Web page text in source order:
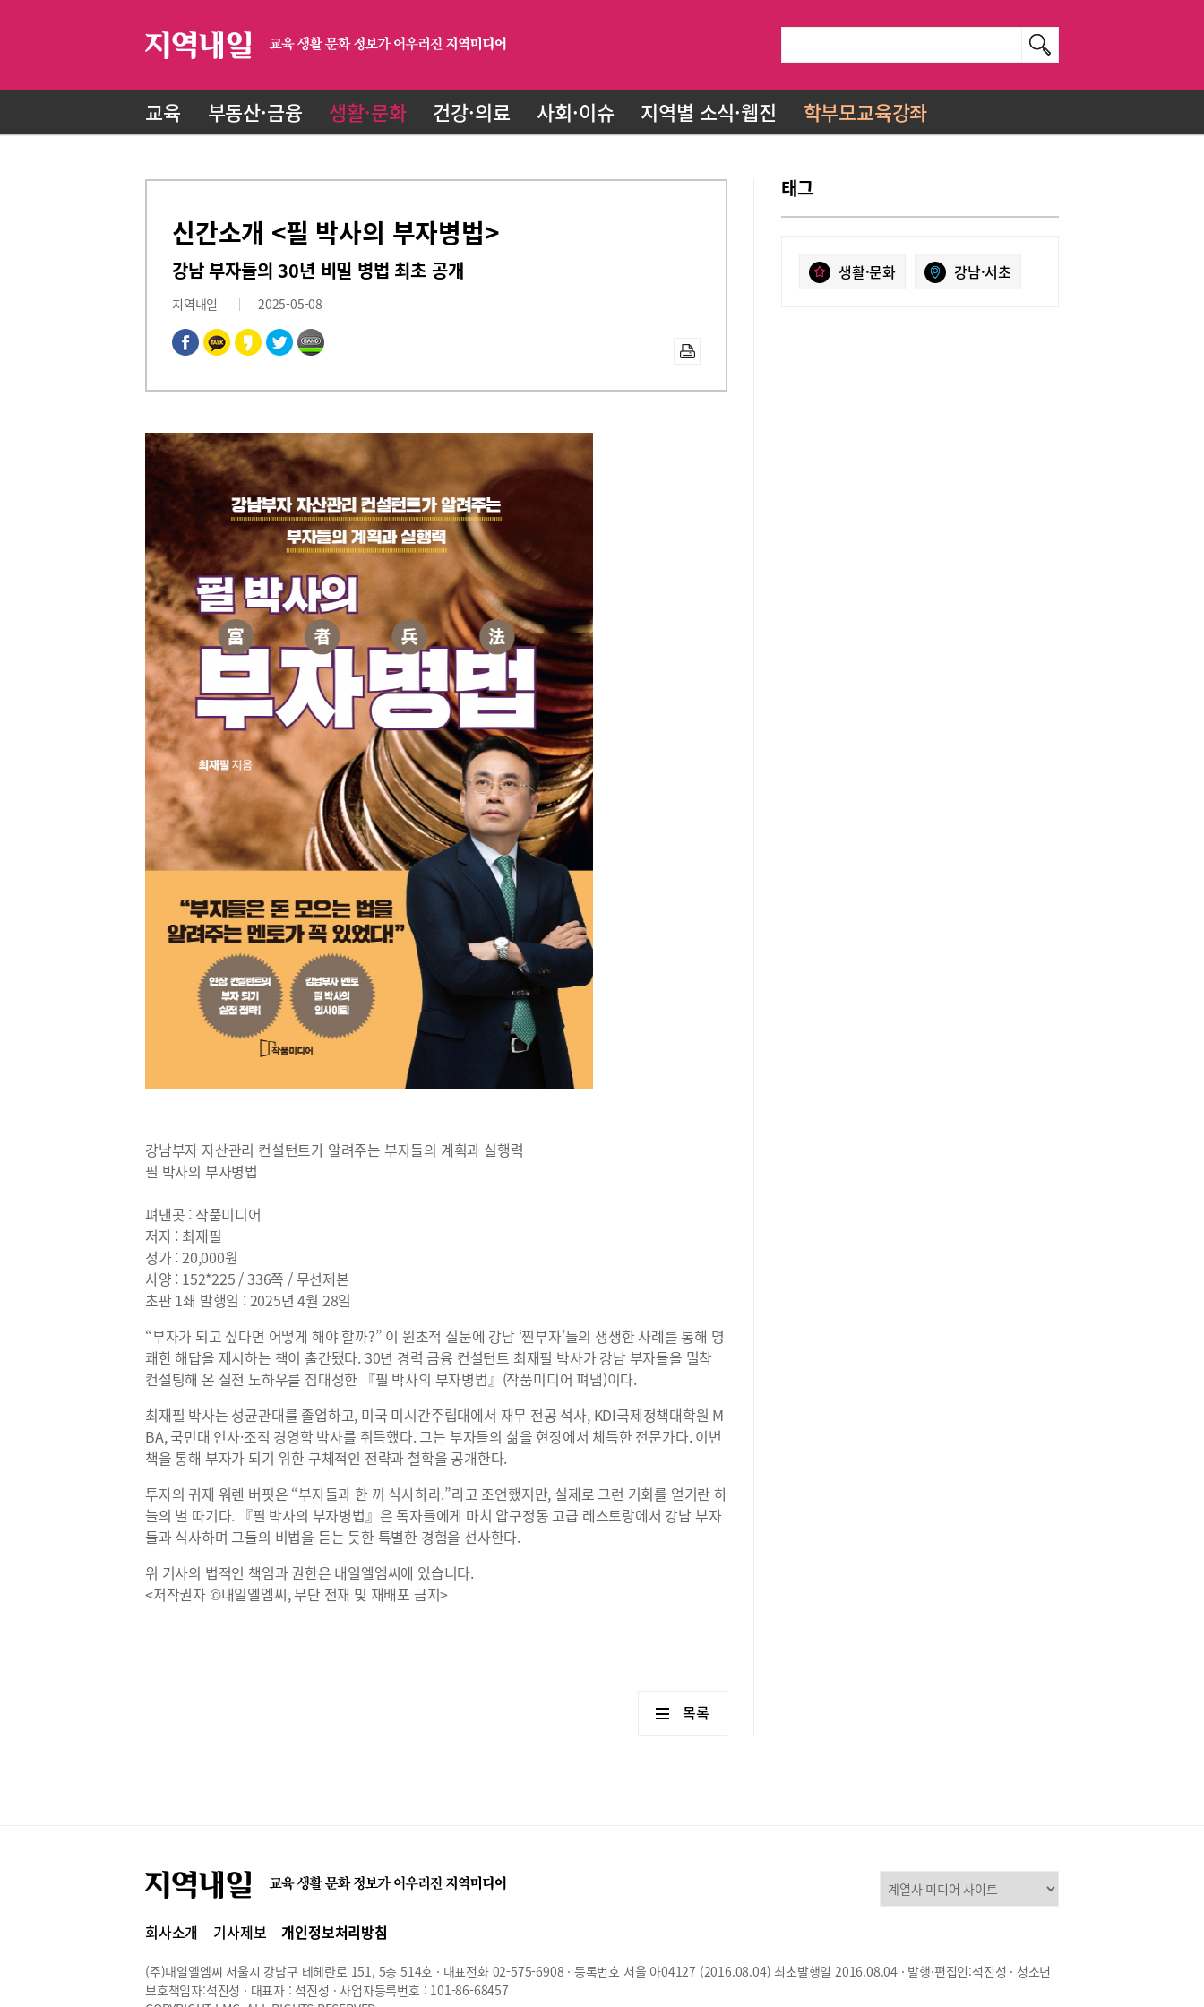
교육 부동산·금융 생활·문화 건강·의료 사회·이슈 지역별 소식·웹진 학부모교육강좌
신간소개 <필 박사의 부자병법>
강남 부자들의 30년 비밀 병법 최초 공개
지역내일 2025-05-08
강남부자 자산관리 컨설턴트가 알려주는 부자들의 계획과 실행력
필 박사의 부자병법
펴낸곳 : 작품미디어
저자 : 최재필
정가 : 20,000원
사양 : 152*225 / 336쪽 / 무선제본
초판 1쇄 발행일 : 2025년 4월 28일
“부자가 되고 싶다면 어떻게 해야 할까?” 이 원초적 질문에 강남 ‘찐부자’들의 생생한 사례를 통해 명
쾌한 해답을 제시하는 책이 출간됐다. 30년 경력 금융 컨설턴트 최재필 박사가 강남 부자들을 밀착
컨설팅해 온 실전 노하우를 집대성한 『필 박사의 부자병법』(작품미디어 펴냄)이다.
최재필 박사는 성균관대를 졸업하고, 미국 미시간주립대에서 재무 전공 석사, KDI국제정책대학원 M
BA, 국민대 인사·조직 경영학 박사를 취득했다. 그는 부자들의 삶을 현장에서 체득한 전문가다. 이번
책을 통해 부자가 되기 위한 구체적인 전략과 철학을 공개한다.
투자의 귀재 워렌 버핏은 “부자들과 한 끼 식사하라.”라고 조언했지만, 실제로 그런 기회를 얻기란 하
늘의 별 따기다. 『필 박사의 부자병법』은 독자들에게 마치 압구정동 고급 레스토랑에서 강남 부자
들과 식사하며 그들의 비법을 듣는 듯한 특별한 경험을 선사한다.
위 기사의 법적인 책임과 권한은 내일엘엠씨에 있습니다.
<저작권자 ©내일엘엠씨, 무단 전재 및 재배포 금지>
목록
태그
생활·문화 강남·서초
회사소개 기사제보 개인정보처리방침
(주)내일엘엠씨 서울시 강남구 테헤란로 151, 5층 514호 · 대표전화 02-575-6908 · 등록번호 서울 아04127 (2016.08.04) 최초발행일 2016.08.04 · 발행·편집인:석진성 · 청소년
보호책임자:석진성 · 대표자 : 석진성 · 사업자등록번호 : 101-86-68457